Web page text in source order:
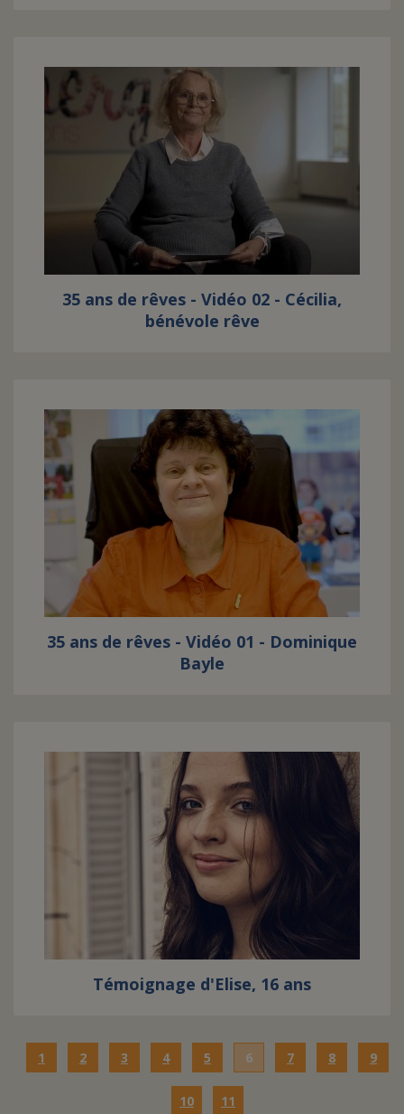
35 ans de rêves - Vidéo 02 - Cécilia,
bénévole rêve
35 ans de rêves - Vidéo 01 - Dominique
Bayle
Témoignage d'Elise, 16 ans
1 2 3 4 5 6 7 8 9
10 11